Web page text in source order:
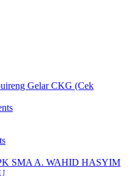
Gelar CKG (Cek
SMA A. WAHID HASYIM